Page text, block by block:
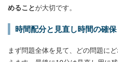
めることが大切です。
時間配分と見直し時間の確保
まず問題全体を見て、どの問題に